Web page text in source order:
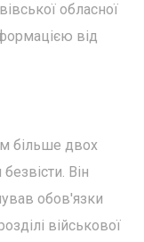
обласної
від
більше двох
Він
обов'язки
військової